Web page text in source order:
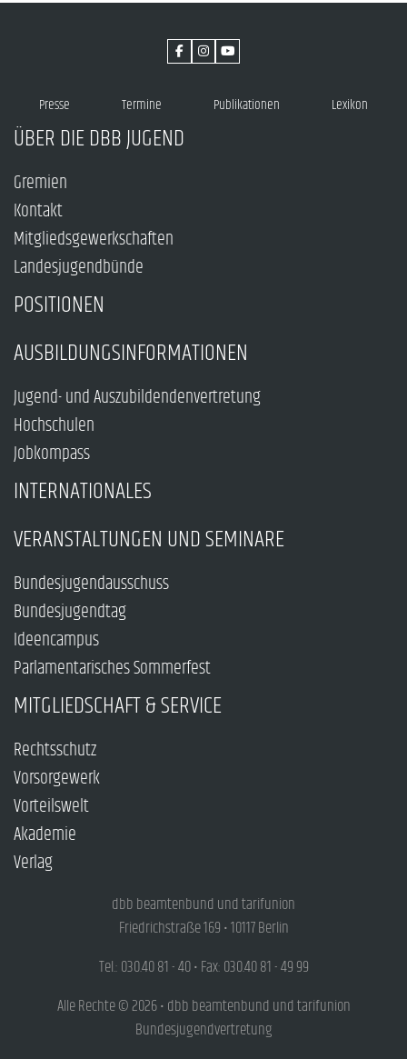
Presse Termine Publikationen Lexikon
ÜBER DIE DBB JUGEND
Gremien
Kontakt
Mitgliedsgewerkschaften
Landesjugendbünde
POSITIONEN
AUSBILDUNGSINFORMATIONEN
Jugend- und Auszubildendenvertretung
Hochschulen
Jobkompass
INTERNATIONALES
VERANSTALTUNGEN UND SEMINARE
Bundesjugendausschuss
Bundesjugendtag
Ideencampus
Parlamentarisches Sommerfest
MITGLIEDSCHAFT & SERVICE
Rechtsschutz
Vorsorgewerk
Vorteilswelt
Akademie
Verlag
dbb beamtenbund und tarifunion
Friedrichstraße 169 • 10117 Berlin
Tel.: 030.40 81 - 40 • Fax: 030.40 81 - 49 99
Alle Rechte © 2026 • dbb beamtenbund und tarifunion
Bundesjugendvertretung